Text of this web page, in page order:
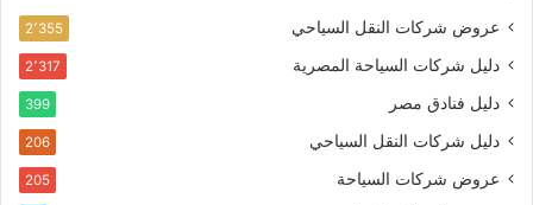
عروض شركات النقل السياحي 2٬355
دليل شركات السياحة المصرية 2٬317
دليل فنادق مصر 399
دليل شركات النقل السياحي 206
عروض شركات السياحة 205